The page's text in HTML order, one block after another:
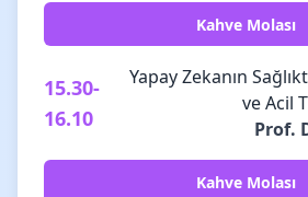
Kahve Molası
15.30-
16.10
Yapay Zekanın
ve Acil
Prof.
Kahve Molası